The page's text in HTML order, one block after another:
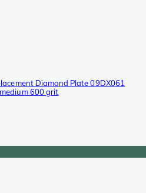
Diamond Plate 09DX061
600 grit